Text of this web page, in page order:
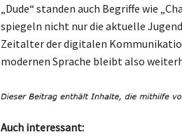
„Dude“ standen auch Begriffe wie
spiegeln nicht nur die aktuelle
Zeitalter der digitalen
modernen Sprache bleibt also
Auch interessant: